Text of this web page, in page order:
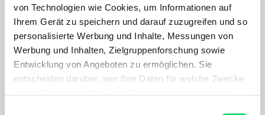
von Technologien wie Cookies, um Informationen auf
Ihrem Gerät zu speichern und darauf zuzugreifen und so
personalisierte Werbung und Inhalte, Messungen von
Werbung und Inhalten, Zielgruppenforschung sowie
Entwicklung von Angeboten zu ermöglichen. Sie
entscheiden darüber, wer Ihre Daten für welche Zwecke
BESCHREIBUNG
Ribelle HD – Leicht, robust und bereit für technische
Herausforderungen